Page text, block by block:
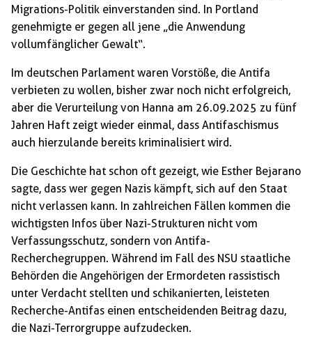
Migrations-Politik einverstanden sind. In Portland
genehmigte er gegen all jene „die Anwendung
vollumfänglicher Gewalt“.
Im deutschen Parlament waren Vorstöße, die Antifa
verbieten zu wollen, bisher zwar noch nicht erfolgreich,
aber die Verurteilung von Hanna am 26.09.2025 zu fünf
Jahren Haft zeigt wieder einmal, dass Antifaschismus
auch hierzulande bereits kriminalisiert wird.
Die Geschichte hat schon oft gezeigt, wie Esther Bejarano
sagte, dass wer gegen Nazis kämpft, sich auf den Staat
nicht verlassen kann. In zahlreichen Fällen kommen die
wichtigsten Infos über Nazi-Strukturen nicht vom
Verfassungsschutz, sondern von Antifa-
Recherchegruppen. Während im Fall des NSU staatliche
Behörden die Angehörigen der Ermordeten rassistisch
unter Verdacht stellten und schikanierten, leisteten
Recherche-Antifas einen entscheidenden Beitrag dazu,
die Nazi-Terrorgruppe aufzudecken.